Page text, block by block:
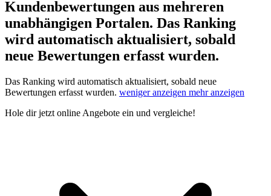
Kundenbewertungen aus mehreren
unabhängigen Portalen. Das Ranking
wird automatisch aktualisiert, sobald
neue Bewertungen erfasst wurden.
Das Ranking wird automatisch aktualisiert, sobald neue
Bewertungen erfasst wurden. weniger anzeigen mehr anzeigen
Hole dirjetzt online Angebote ein und vergleiche!